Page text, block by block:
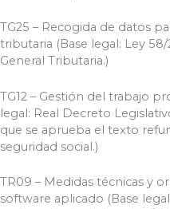
TG25 – Recogida de datos
tributaria (Base legal: Ley
General Tributaria.)
TG12 – Gestión del trabajo
legal: Real Decreto
que se aprueba el texto
seguridad social.)
TR09 – Medidas técnicas y
software aplicado (Base